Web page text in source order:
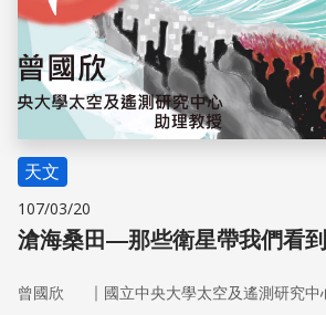
天文
107/03/20
滄海桑田—那些衛星帶我們看
曾國欣 ｜ 國立中央大學太空及遙測研究中